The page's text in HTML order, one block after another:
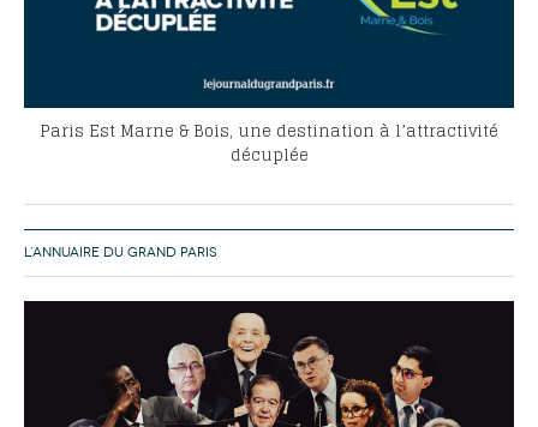
Paris Est Marne & Bois, une destination à l’attractivité
décuplée
L’ANNUAIRE DU GRAND PARIS